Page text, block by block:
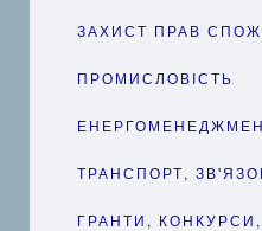
ЗАХИСТ ПРАВ
ПРОМИСЛОВІСТЬ
ТРАНСПОРТ,
ГРАНТИ, КОНКУРСИ,